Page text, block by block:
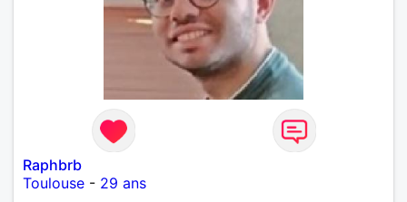
Raphbrb
Toulouse - 29 ans